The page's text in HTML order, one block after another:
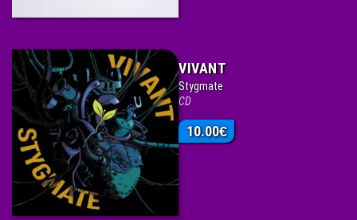
VIVANT
Stygmate
CD
10.00€